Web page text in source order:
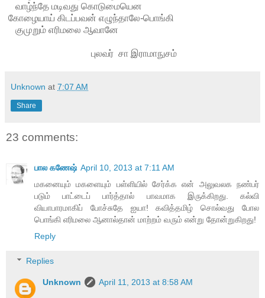
வாழ்ந்தே மடிவது கொடுமையென
கோழையாய் கிடப்பவன் எழுந்தாலே-பொங்கி
குமுறும் எரிமலை ஆவானே
புலவர் சா இராமாநுசம்
Unknown at 7:07 AM
Share
23 comments:
பால கணேஷ் April 10, 2013 at 7:11 AM
மகனையும் மகளையும் பள்ளியில் சேர்க்க என் அலுவலக நண்பர்
படும் பாட்டைப் பார்த்தால் பாவமாக இருக்கிறது. கல்வி
வியாபாரமாகிப் போச்சுதே ஐயா! கவி‌த்தமிழ் சொல்வது போல
பொங்கி எரிமலை ஆனால்தான் மாற்றம் வரும் என்று தோன்றுகிறது!
Reply
Replies
Unknown April 11, 2013 at 8:58 AM